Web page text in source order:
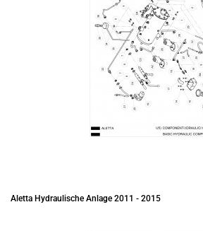
Aletta Hydraulische Anlage 2011 - 2015